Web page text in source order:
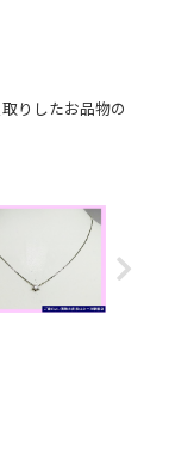
りしたお品物の